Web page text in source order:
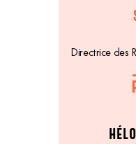
Directrice des